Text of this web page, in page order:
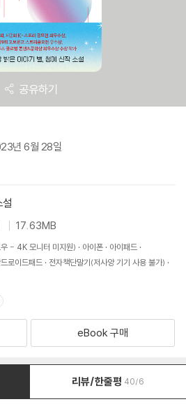
공유하기
년 6월 28일
설
17.63MB
- 4K 모니터 미지원) 아이폰
아이패드
로이드패드
전자책단말기(저사양 기기 사용 불가)
eBook 구매
리뷰/한줄평 40/6